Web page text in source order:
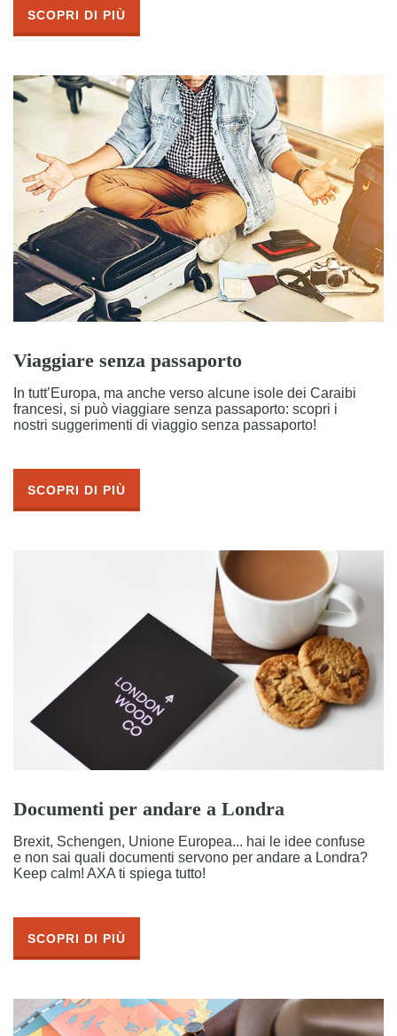
SCOPRI DI PIÙ
Viaggiare senza passaporto
In tutt’Europa, ma anche verso alcune isole dei Caraibi
francesi, si può viaggiare senza passaporto: scopri i
nostri suggerimenti di viaggio senza passaporto!
SCOPRI DI PIÙ
Documenti per andare a Londra
Brexit, Schengen, Unione Europea... hai le idee confuse
e non sai quali documenti servono per andare a Londra?
Keep calm! AXA ti spiega tutto!
SCOPRI DI PIÙ